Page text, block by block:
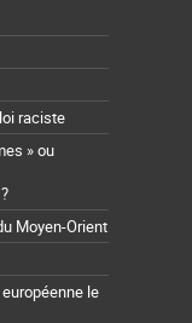
raciste
» ou
Moyen-Orient
le